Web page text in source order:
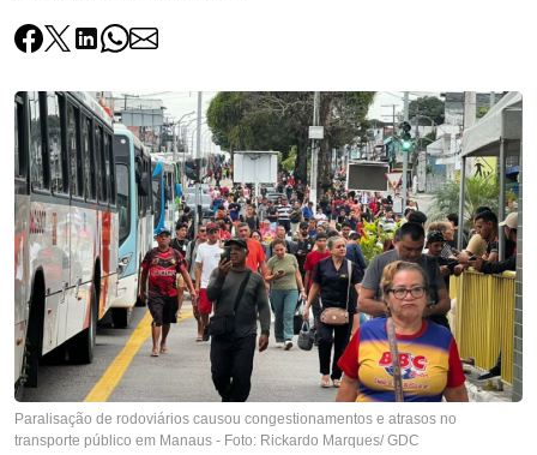
Paralisação de rodoviários causou congestionamentos e atrasos no
transporte público em Manaus - Foto: Rickardo Marques/ GDC